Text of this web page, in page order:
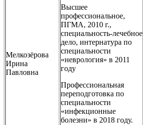
Мелкозёрова
Ирина
Павловна
Высшее
профессиональное,
ПГМА, 2010 г.,
специальность-лечебное
дело, интернатура по
специальности
«неврология» в 2011
году
Профессиональная
переподготовка по
специальности
«инфекционные
болезни» в 2018 году.